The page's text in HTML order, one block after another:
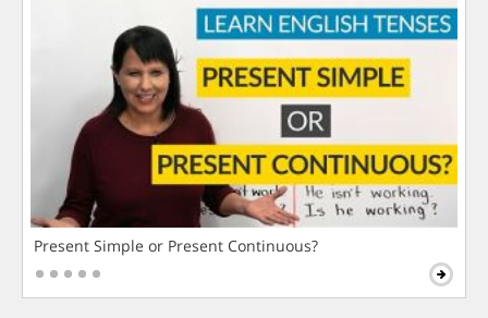
Present Simple or Present Continuous?